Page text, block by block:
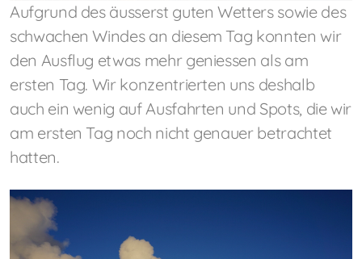
Aufgrund des äusserst guten Wetters sowie des
schwachen Windes an diesem Tag konnten wir
den Ausflug etwas mehr geniessen als am
ersten Tag. Wir konzentrierten uns deshalb
auch ein wenig auf Ausfahrten und Spots, die wir
am ersten Tag noch nicht genauer betrachtet
hatten.